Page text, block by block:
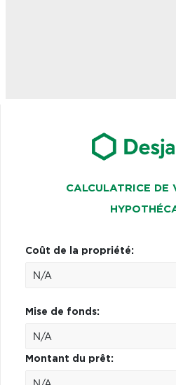
CALCULATRICE DE
Coût de la propriété:
Mise de fonds:
Montant du prêt: